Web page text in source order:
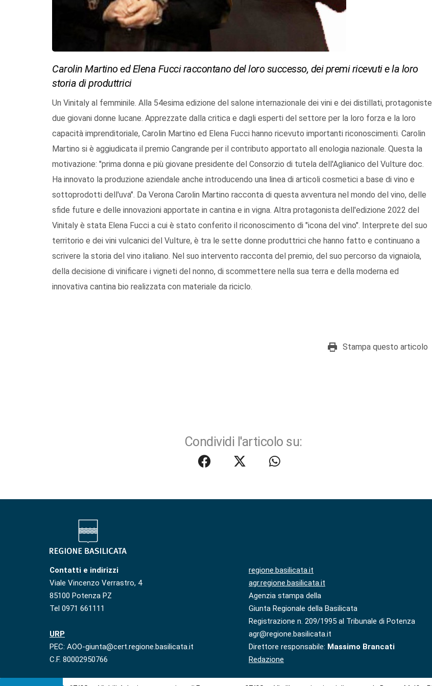
Carolin Martino ed Elena Fucci raccontano del loro successo, dei premi ricevuti e la loro
storia di produttrici
Un Vinitaly al femminile. Alla 54esima edizione del salone internazionale dei vini e dei distillati, protagoniste
due giovani donne lucane. Apprezzate dalla critica e dagli esperti del settore per la loro forza e la loro
capacità imprenditoriale, Carolin Martino ed Elena Fucci hanno ricevuto importanti riconoscimenti. Carolin
Martino si è aggiudicata il premio Cangrande per il contributo apportato all enologia nazionale. Questa la
motivazione: "prima donna e più giovane presidente del Consorzio di tutela dell'Aglianico del Vulture doc.
Ha innovato la produzione aziendale anche introducendo una linea di articoli cosmetici a base di vino e
sottoprodotti dell'uva". Da Verona Carolin Martino racconta di questa avventura nel mondo del vino, delle
sfide future e delle innovazioni apportate in cantina e in vigna. Altra protagonista dell'edizione 2022 del
Vinitaly è stata Elena Fucci a cui è stato conferito il riconoscimento di "icona del vino". Interprete del suo
territorio e dei vini vulcanici del Vulture, è tra le sette donne produttrici che hanno fatto e continuano a
scrivere la storia del vino italiano. Nel suo intervento racconta del premio, del suo percorso da vignaiola,
della decisione di vinificare i vigneti del nonno, di scommettere nella sua terra e della moderna ed
innovativa cantina bio realizzata con materiale da riciclo.
Stampa questo articolo
Condividi l'articolo su:
Contatti e indirizzi
Viale Vincenzo Verrastro, 4
85100 Potenza PZ
Tel 0971 661111
URP
PEC: AOO-giunta@cert.regione.basilicata.it
C.F. 80002950766
regione.basilicata.it
agr.regione.basilicata.it
Agenzia stampa della
Giunta Regionale della Basilicata
Registrazione n. 209/1995 al Tribunale di Potenza
agr@regione.basilicata.it
Direttore responsabile: Massimo Brancati
Redazione